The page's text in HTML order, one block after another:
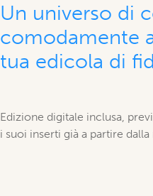
Un universo di
comodamente
tua edicola di
Edizione digitale inclusa,
i suoi inserti già a partire